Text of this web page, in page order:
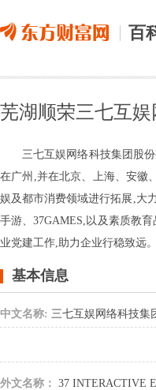
百
芜湖顺荣三七互
三七互娱网络科技集团股
在广州,并在北京、上海、安徽
娱及都市消费领域进行拓展,大
手游、37GAMES,以及素质教
业党建工作,助力企业行稳致远
基本信息
中文名称: 三七互娱网络科技集
外文名称： 37 INTERACTIVE